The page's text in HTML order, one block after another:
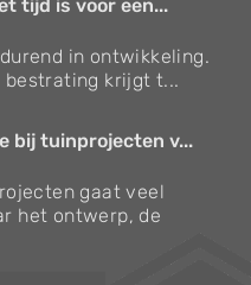
tijd is voor een...
in ontwikkeling.
bestrating krijgt t...
bij tuinprojecten v...
gaat veel
het ontwerp, de